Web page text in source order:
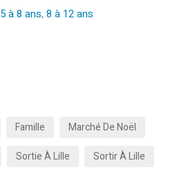
5 à 8 ans,8 à 12 ans
Famille
Marché De Noël
Sortie À Lille Sortir À Lille